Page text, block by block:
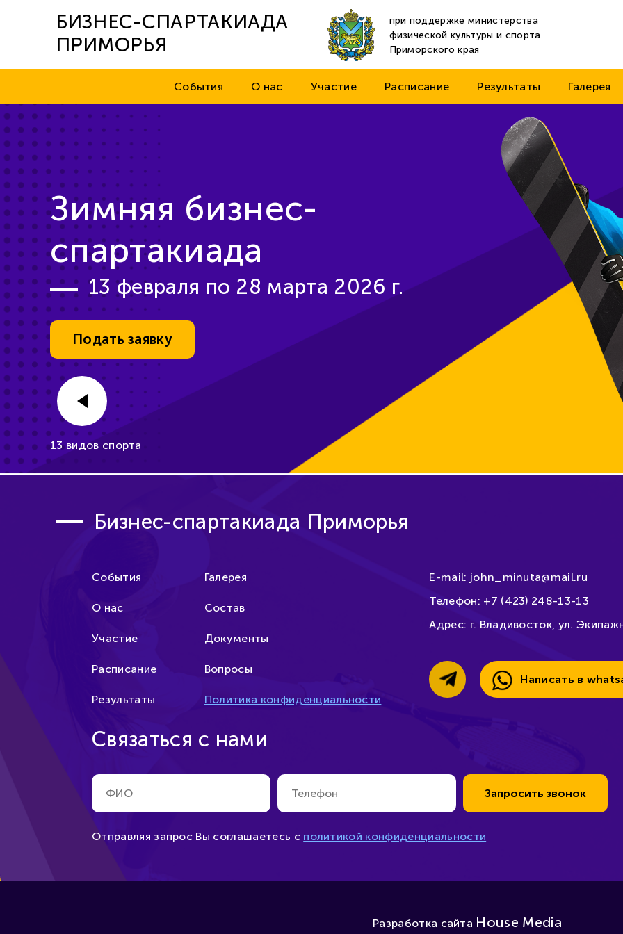
БИЗНЕС-СПАРТАКИАДА
ПРИМОРЬЯ
при поддержке министерства
физической культуры и спорта
Приморского края
События О нас Участие Расписание Результаты Галерея
идет!
Зимняя бизнес-
спартакиада
13 февраля по 28 марта 2026 г.
Подать заявку
13 видов спорта
Бизнес-спартакиада Приморья
События
О нас
Участие
Расписание
Результаты
Галерея
Состав
Документы
Вопросы
Политика конфиденциальности
E-mail: john_minuta@mail.ru
Телефон: +7 (423) 248-13-13
Адрес: г. Владивосток, ул.
Написать в
Связаться с нами
Запросить звонок
Отправляя запрос Вы соглашаетесь с политикой конфиденциальности
Разработка сайта House Media